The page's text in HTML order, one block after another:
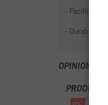
- Facilidad
-
OPINIONES